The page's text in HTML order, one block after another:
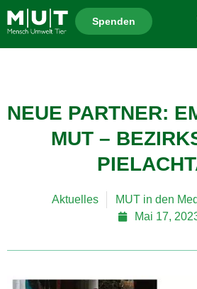
Spenden
NEUE PARTNER:
MUT –
Aktuelles MUT in den
Mai 17,